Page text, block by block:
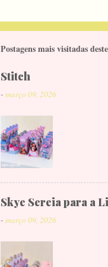
Postagens mais visitadas
Stitch
- março 09, 2026
Skye Sereia para a
- março 09, 2026